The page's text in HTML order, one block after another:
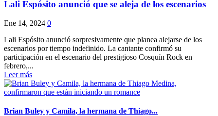
Lali Espósito anunció que se aleja de los escenarios
Ene 14, 2024 0
Lali Espósito anunció sorpresivamente que planea alejarse de los
escenarios por tiempo indefinido. La cantante confirmó su
participación en el escenario del prestigioso Cosquín Rock en
febrero,...
Leer más
Brian Buley y Camila, la hermana de Thiago...